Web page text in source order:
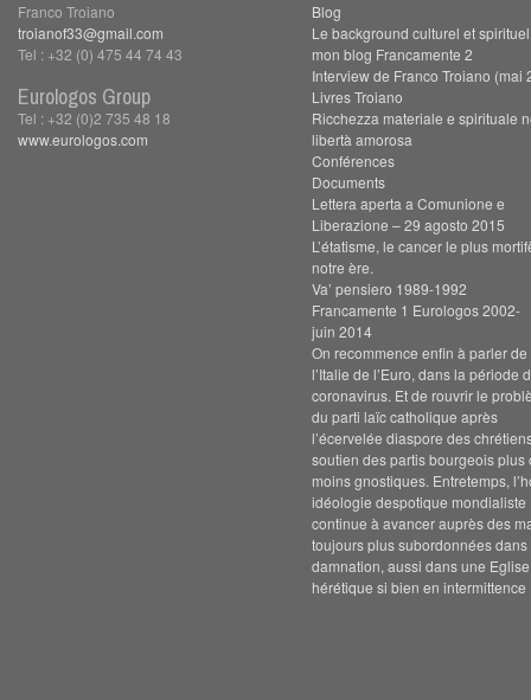
Franco Troiano
troianof33@gmail.com
Tel : +32 (0) 475 44 74 43
Eurologos Group
Tel : +32 (0)2 735 48 18
www.eurologos.com
Blog
Le background culturel et
mon blog Francamente 2
Interview de Franco Troiano (mai
Livres Troiano
Ricchezza materiale e spirituale
libertà amorosa
Conférences
Documents
Lettera aperta a Comunione e
Liberazione – 29 agosto 2015
L’étatisme, le cancer le plus
notre ère.
Va’ pensiero 1989-1992
Francamente 1 Eurologos 2002-
juin 2014
On recommence enfin à parler de
l’Italie de l’Euro, dans la période
coronavirus. Et de rouvrir le
du parti laïc catholique après
l’écervelée diaspore des
soutien des partis bourgeois plus
moins gnostiques. Entretemps,
idéologie despotique mondialiste
continue à avancer auprès des
toujours plus subordonnées dans
damnation, aussi dans une Eglise
hérétique si bien en intermittence